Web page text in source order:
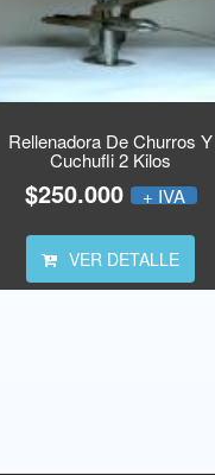
Rellenadora De Churros Y
Cuchufli 2 Kilos
$250.000 + IVA
VER DETALLE